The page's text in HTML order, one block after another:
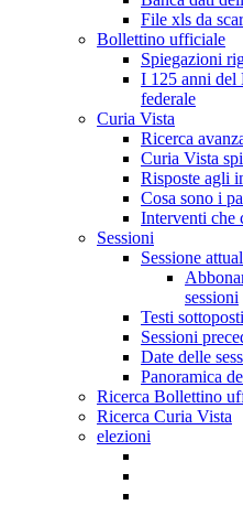
File xls da
Bollettino ufficiale
Spiegazioni
I 125 anni del
federale
Curia Vista
Ricerca
Curia Vista
Risposte agli
Cosa sono i
Interventi che
Sessioni
Sessione
sessioni
Testi
Sessioni
Date delle
Panoramica
Ricerca Bollettino
Ricerca Curia Vista
elezioni